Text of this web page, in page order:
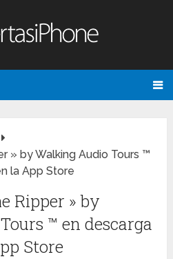
» by Walking Audio Tours ™
la App Store
Ripper » by
™ en descarga
Store